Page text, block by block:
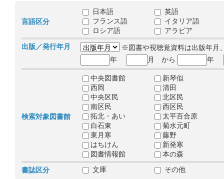
言語区分
日本語
英語
フランス語
イタリア語
ロシア語
アラビア
出版／発行年月
※図書や視聴覚資料は出版年月
年
月 から 年
検索対象図書館
中央図書館
新琴似
西岡
清田
中央区民
北区民
南区民
西区民
拓北・あい
太平百合原
白石東
菊水元町
東月寒
藤野
はちけん
新発寒
図書情報館
本の森
書誌区分
文庫 その他